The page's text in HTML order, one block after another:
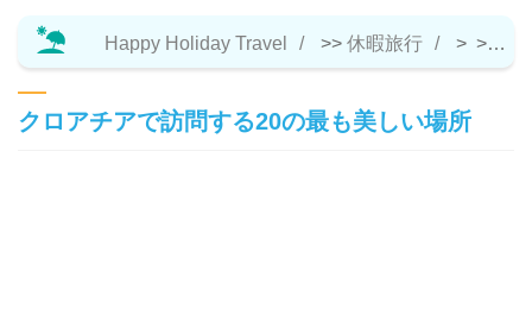
Happy Holiday Travel >> 休暇旅行 > >> 観
クロアチアで訪問する20の最も美しい場所